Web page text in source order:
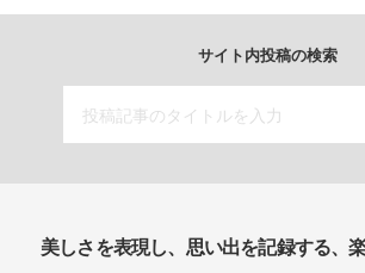
サイト内投稿の検索
美しさを表現し、思い出を記録する、